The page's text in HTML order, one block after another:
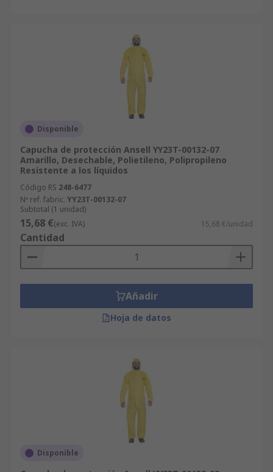
Disponible
Capucha de protección Ansell YY23T-00132-07
Amarillo, Desechable, Polietileno, Polipropileno
Resistente a los líquidos
Código RS 248-6477
Nº ref. fabric. YY23T-00132-07
Subtotal (1 unidad)
15,68 €(exc. IVA) 15,68 €/unidad
Cantidad
Añadir
Hoja de datos
Disponible